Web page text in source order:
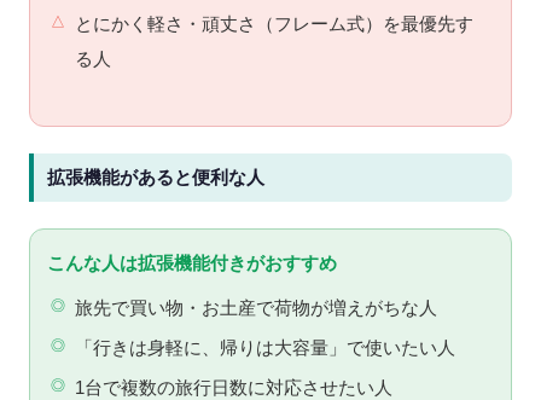
とにかく軽さ・頑丈さ（フレーム式）を最優先す
る人
拡張機能があると便利な人
こんな人は拡張機能付きがおすすめ
旅先で買い物・お土産で荷物が増えがちな人
「行きは身軽に、帰りは大容量」で使いたい人
1台で複数の旅行日数に対応させたい人